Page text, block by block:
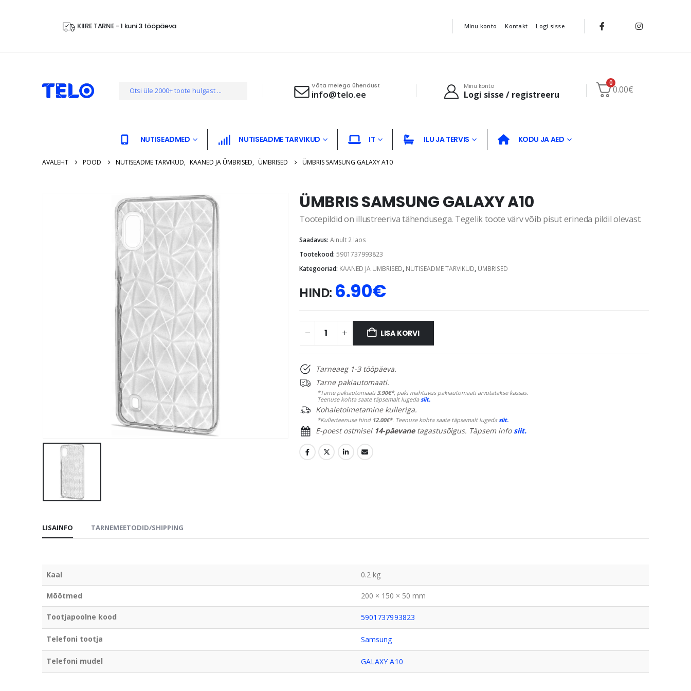
KIIRE TARNE - 1 kuni 3 tööpäeva Minu konto Kontakt Logi sisse
Võta meiega ühendust
info@telo.ee
Minu konto
Logi sisse / registreeru
0
0.00€
NUTISEADMED NUTISEADME TARVIKUD IT ILU JA TERVIS KODU JA AED
AVALEHT POOD NUTISEADME TARVIKUD, KAANED JA ÜMBRISED, ÜMBRISED ÜMBRIS SAMSUNG GALAXY A10
ÜMBRIS SAMSUNG GALAXY A10
Tootepildid on illustreeriva tähendusega. Tegelik toote värv võib pisut erineda pildil olevast.
Saadavus: Ainult 2 laos
Tootekood: 5901737993823
Kategooriad: KAANED JA ÜMBRISED, NUTISEADME TARVIKUD, ÜMBRISED
HIND: 6.90€
LISA KORVI
Tarneaeg 1-3 tööpäeva.
Tarne pakiautomaati.
*Tarne pakiautomaati3.90€*, paki mahtuvus pakiautomaati arvutatakse kassas.
Teenuse kohta saate täpsemalt lugedasiit.
Kohaletoimetamine kulleriga.
*Kullerteenuse hind 12.00€*. Teenuse kohta saate täpsemalt lugedasiit.
E-poest ostmisel 14-päevanetagastusõigus. Täpsem info siit.
LISAINFO TARNEMEETODID/SHIPPING
Kaal 0.2 kg
Mõõtmed 200 × 150 × 50 mm
Tootjapoolne kood 5901737993823
Telefoni tootja Samsung
Telefoni mudel GALAXY A10